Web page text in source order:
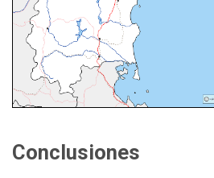
Conclusiones